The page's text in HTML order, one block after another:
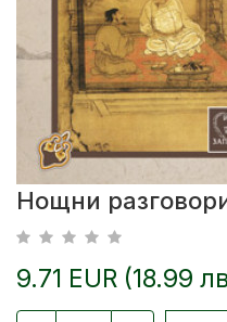
Нощни
9.71 EUR (18.99